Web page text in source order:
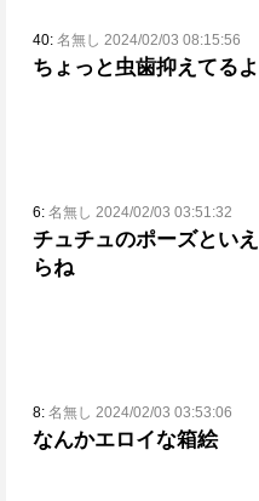
40: 名無し 2024/02/03 08:15:56
ちょっと虫歯抑えてる
6: 名無し 2024/02/03 03:51:32
チュチュのポーズとい
らね
8: 名無し 2024/02/03 03:53:06
なんかエロイな箱絵